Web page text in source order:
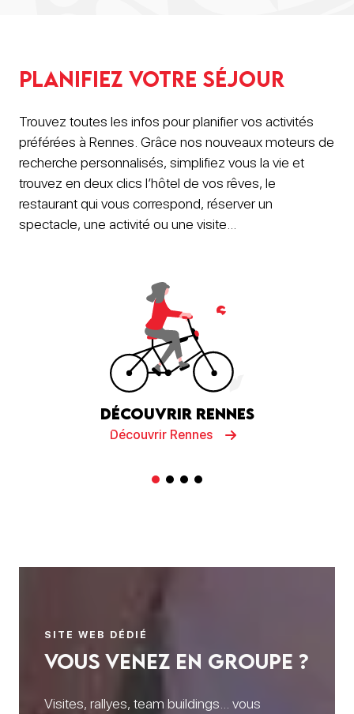
Planifiez votre séjour
Trouvez toutes les infos pour planifier vos activités
préférées à Rennes. Grâce nos nouveaux moteurs de
recherche personnalisés, simplifiez vous la vie et
trouvez en deux clics l’hôtel de vos rêves, le
restaurant qui vous correspond, réserver un
spectacle, une activité ou une visite…
Découvrir Rennes
Découvrir Rennes
SITE WEB DÉDIÉ
vous venez en groupe ?
Visites, rallyes, team buildings… vous